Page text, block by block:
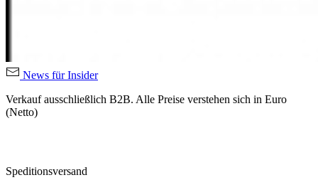
News für Insider
Verkauf ausschließlich B2B. Alle Preise verstehen sich in Euro
(Netto)
Speditionsversand